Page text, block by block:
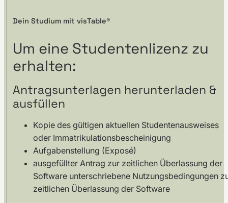
Dein Studium mit visTable®
Um eine Studentenlizenz zu
erhalten:
Antragsunterlagen herunterladen &
ausfüllen
Kopie des gültigen aktuellen Studentenausweises
oder Immatrikulationsbescheinigung
Aufgabenstellung (Exposé)
ausgefüllter Antrag zur zeitlichen Überlassung der
Software unterschriebene Nutzungsbedingungen
zeitlichen Überlassung der Software